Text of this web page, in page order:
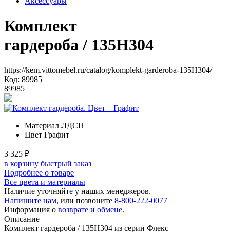
Комплект
гардероба / 135H304
https://kem.vittomebel.ru/catalog/komplekt-garderoba-135H304/
Код: 89985
89985
Материал ЛДСП
Цвет Графит
3 325 ₽
в корзину быстрый заказ
Подробнее о товаре
Все цвета и материалы
Наличие уточняйте у наших менеджеров.
Напишите нам, или позвоните 8-800-222-0077
Информация о возврате и обмене.
Описание
Комплект гардероба / 135H304 из серии Флекс